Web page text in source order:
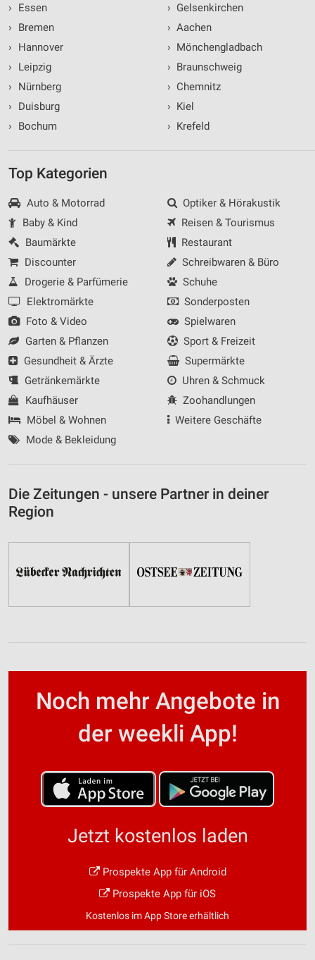
›
Essen
›
Bremen
›
Hannover
›
Leipzig
›
Nürnberg
›
Duisburg
›
Bochum
› Gelsenkirchen
› Aachen
› Mönchengladbach
› Braunschweig
› Chemnitz
› Kiel
› Krefeld
Top Kategorien
Auto & Motorrad
Baby & Kind
Baumärkte
Discounter
Drogerie & Parfümerie
Elektromärkte
Foto & Video
Garten & Pflanzen
Gesundheit & Ärzte
Getränkemärkte
Kaufhäuser
Möbel & Wohnen
Mode & Bekleidung
Optiker & Hörakustik
Reisen & Tourismus
Restaurant
Schreibwaren & Büro
Schuhe
Sonderposten
Spielwaren
Sport & Freizeit
Supermärkte
Uhren & Schmuck
Zoohandlungen
Weitere Geschäfte
Die Zeitungen - unsere Partner in deiner
Region
Noch mehr Angebote in
der weekli App!
Jetzt kostenlos laden
Prospekte App für Android
Prospekte App für iOS
Kostenlos im App Store erhältlich